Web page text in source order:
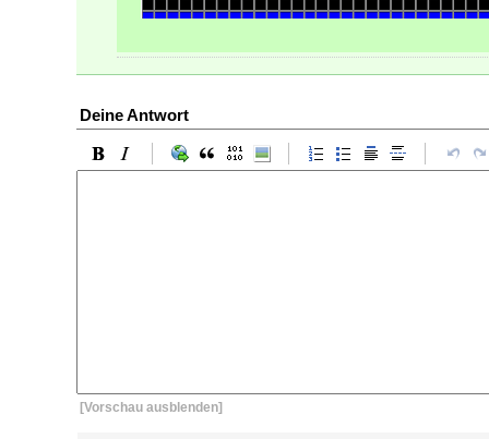
Deine Antwort
[Vorschau ausblenden]